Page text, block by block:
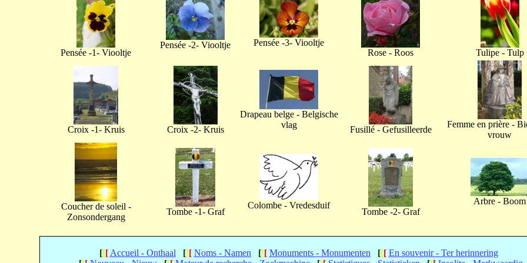
Pensée -1- Viooltje
Pensée -2- Viooltje
Pensée -3- Viooltje
Rose - Roos
Tulipe - Tulp
Croix -1- Kruis Croix -2- Kruis
Drapeau belge - Belgische
vlag
Fusillé - Gefusilleerde
Femme en prière -
vrouw
Coucher de soleil -
Zonsondergang
Tombe -1- Graf
Colombe - Vredesduif
Tombe -2- Graf
Arbre - Boom
[[[ Accueil - Onthaal [[[ Noms - Namen [[[ Monuments - Monumenten [[[ En souvenir - Ter herinnering